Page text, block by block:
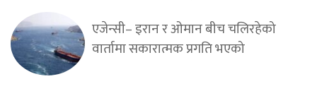
एजेन्सी– इरान र ओमान बीच चलिरहेको
वार्तामा सकारात्मक प्रगति भएको